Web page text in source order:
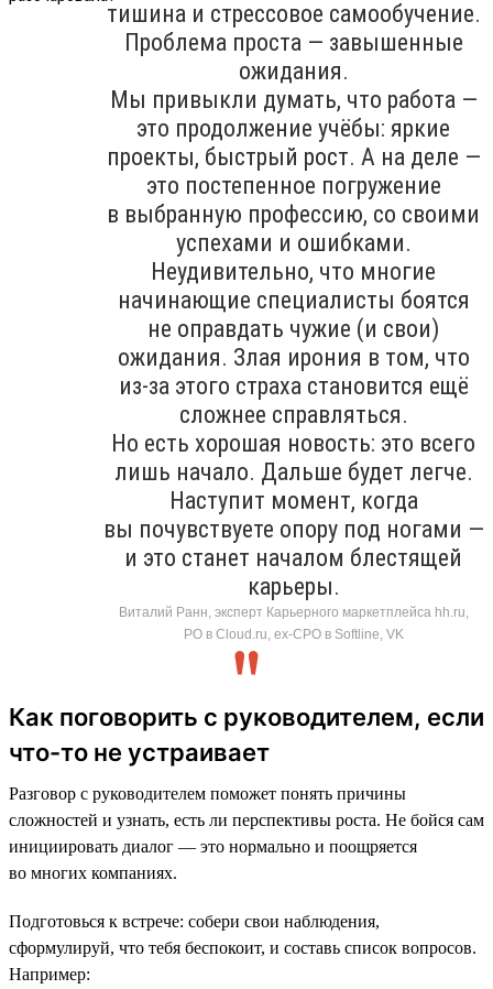
тишина и стрессовое самообучение.
Проблема проста — завышенные
ожидания.
Мы привыкли думать, что работа —
это продолжение учёбы: яркие
проекты, быстрый рост. А на деле —
это постепенное погружение
в выбранную профессию, со своими
успехами и ошибками.
Неудивительно, что многие
начинающие специалисты боятся
не оправдать чужие (и свои)
ожидания. Злая ирония в том, что
из-за этого страха становится ещё
сложнее справляться.
Но есть хорошая новость: это всего
лишь начало. Дальше будет легче.
Наступит момент, когда
вы почувствуете опору под ногами —
и это станет началом блестящей
карьеры.
Виталий Ранн, эксперт Карьерного маркетплейса hh.ru,
PO в Cloud.ru, ex-CPO в Softline, VK
Как поговорить с руководителем, если
что-то не устраивает
Разговор с руководителем поможет понять причины
сложностей и узнать, есть ли перспективы роста. Не бойся сам
инициировать диалог — это нормально и поощряется
во многих компаниях.
Подготовься к встрече: собери свои наблюдения,
сформулируй, что тебя беспокоит, и составь список вопросов.
Например: